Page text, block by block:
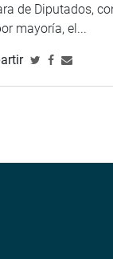
de Diputados,
mayoría, el...